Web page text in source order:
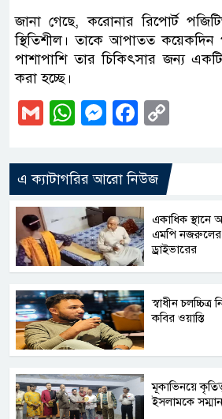
জানা গেছে, করোনার রিপোর্ট
স্থিতিশীল। তাকে আপাতত কয়েকদিন
পাশাপাশি তার চিকিৎসার জন্য
করা হচ্ছে।
GmailWhatsApp
Messenger
এ ক্যাটাগরির আরো নিউজ
একাধিক স্থানে
এমপি নজরুলের
ড্রাইভারের
স্বাধীন চলচ্চিত্র
কবির ওয়াস্তি
মূকাভিনয়ে
ইসলামকে